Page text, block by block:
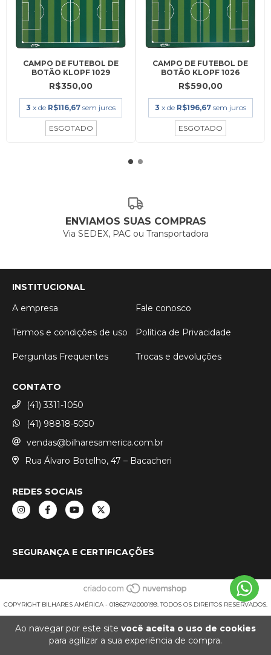
Ao navegar por este site você aceita o uso de cookies
para agilizar a sua experiência de compra.
CAMPO DE FUTEBOL DE
BOTÃO KLOPF 1029
R$350,00
3 x de R$116,67 sem juros
ESGOTADO
CAMPO DE FUTEBOL DE
BOTÃO KLOPF 1026
R$590,00
3 x de R$196,67 sem juros
ESGOTADO
ENVIAMOS SUAS COMPRAS
Via SEDEX, PAC ou Transportadora
INSTITUCIONAL
A empresa
Fale conosco
Termos e condições de uso Política de Privacidade
Perguntas Frequentes Trocas e devoluções
CONTATO
(41) 3311-1050
(41) 98818-5050
vendas@bilharesamerica.com.br
Rua Álvaro Botelho, 47 – Bacacheri
REDES SOCIAIS
SEGURANÇA E CERTIFICAÇÕES
COPYRIGHT BILHARES AMÉRICA - 01862742000199. TODOS OS DIREITOS RESERVADOS.